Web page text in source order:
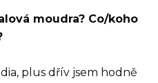
moudra? Co/koho
plus dřív jsem hodně